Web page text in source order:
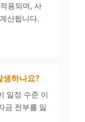
용되며, 사
산됩니다.
생하나요?
일정 수준 이
금 전부를 잃